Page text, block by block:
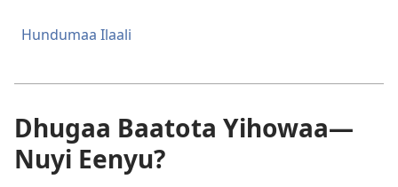
Hundumaa Ilaali
Dhugaa Baatota Yihowaa—
Nuyi Eenyu?